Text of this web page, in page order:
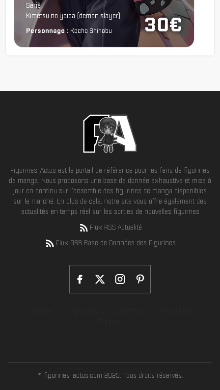
30€
Série :
Kimetsu no yaiba (demon slayer)
Personnage : Kocho Shinobu
Figurines-Actus est le portail de référence pour les fans de figurines
de manga. Nous proposons une base de donnée exhaustive et mise à
jour en continu sur l'ensemble des figurines de manga disponibles
sur le marché. En plus de cela, notre site vous offre également des
actualités en temps réel sur les sorties de nouvelles figurines
Flux RSS Actualité
Flux RSS Base de Données des Figurines
© figurines-actus.com 2025. Tous droits réservés.